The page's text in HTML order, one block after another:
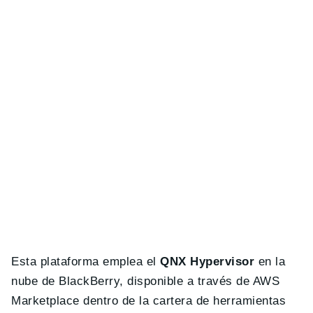
Esta plataforma emplea elQNX Hypervisor en la
nube de BlackBerry, disponible a través de AWS
Marketplace dentro de la cartera de herramientas